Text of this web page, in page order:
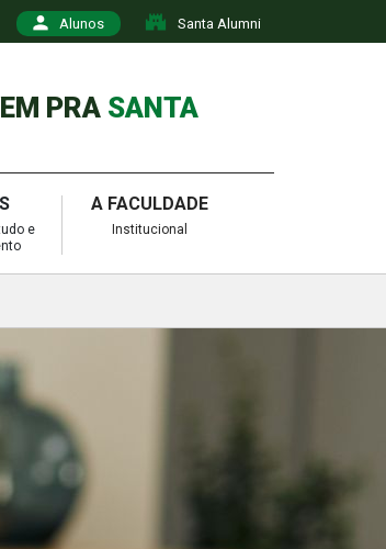
Alunos Santa Alumni
PRA SANTA
e
A FACULDADE
Institucional